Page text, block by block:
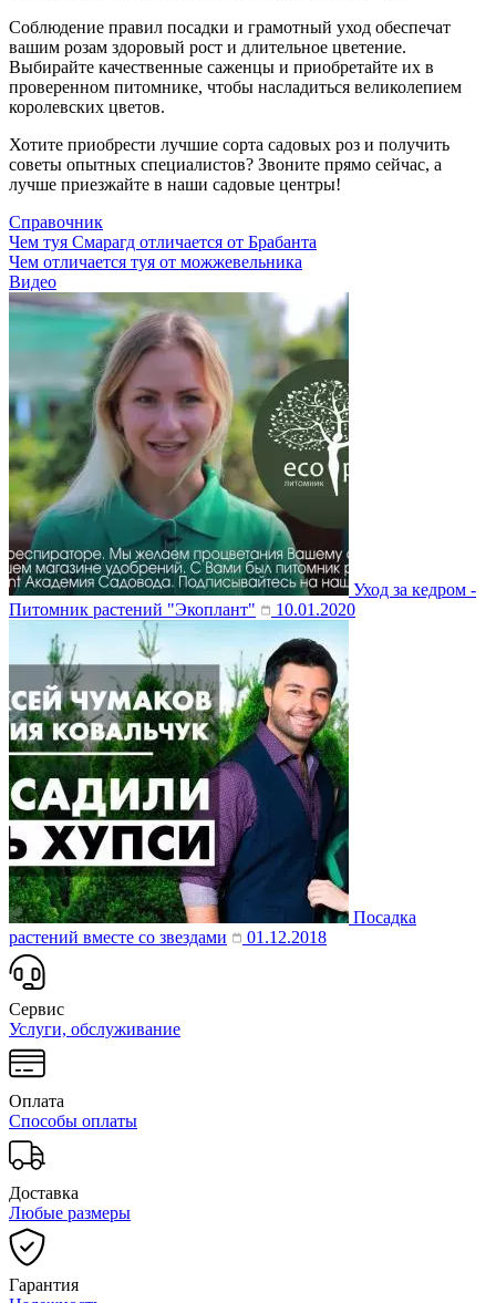
Соблюдение правил посадки и грамотный уход обеспечат
вашим розам здоровый рост и длительное цветение.
Выбирайте качественные саженцы и приобретайте их в
проверенном питомнике, чтобы насладиться великолепием
королевских цветов.
Хотите приобрести лучшие сорта садовых роз и получить
советы опытных специалистов? Звоните прямо сейчас, а
лучше приезжайте в наши садовые центры!
Справочник
Чем туя Смарагд отличается от Брабанта
Чем отличается туя от можжевельника
Видео
Уход за кедром -
Питомник растений "Экоплант"
10.01.2020
Посадка
растений вместе со звездами
01.12.2018
Сервис
Услуги, обслуживание
Оплата
Способы оплаты
Доставка
Любые размеры
Гарантия